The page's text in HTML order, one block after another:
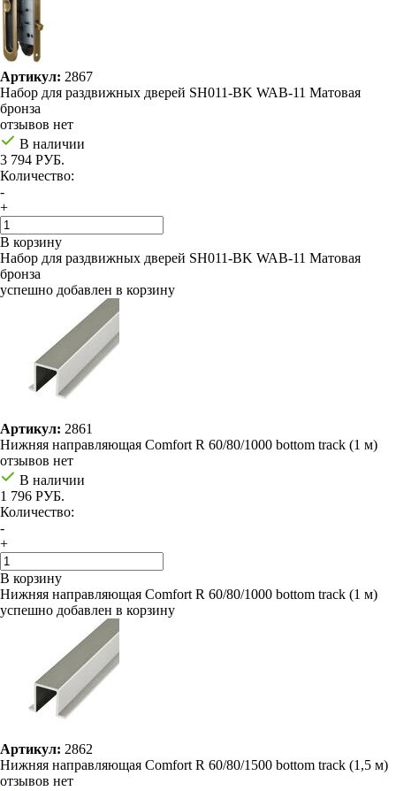
Артикул: 2867
Набор для раздвижных дверей SH011-BK WAB-11 Матовая
бронза
отзывов нет
В наличии
3 794 РУБ.
Количество:
-
+
В корзину
Набор для раздвижных дверей SH011-BK WAB-11 Матовая
бронза
успешно добавлен в корзину
Артикул: 2861
Нижняя направляющая Comfort R 60/80/1000 bottom track (1 м)
отзывов нет
В наличии
1 796 РУБ.
Количество:
-
+
В корзину
Нижняя направляющая Comfort R 60/80/1000 bottom track (1 м)
успешно добавлен в корзину
Артикул: 2862
Нижняя направляющая Comfort R 60/80/1500 bottom track (1,5 м)
отзывов нет